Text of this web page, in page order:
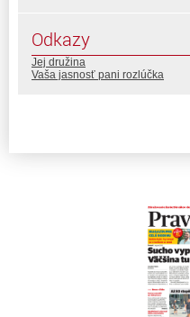
Odkazy
Jej družina
Vaša jasnosť pani rozlúčka